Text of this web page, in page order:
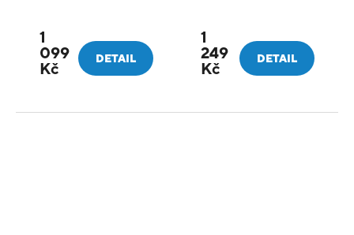
1
099
Kč
DETAIL
1
249
Kč
DETAIL